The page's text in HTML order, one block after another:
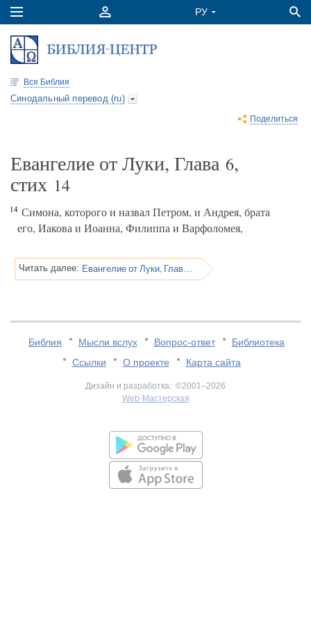
Вся Библия
Синодальный перевод (ru)
Поделиться
Евангелие от Луки, Глава 6,
стих 14
14 Симона, которого и назвал Петром, и Андрея, брата
его, Иакова и Иоанна, Филиппа и Варфоломея,
Читать далее: Евангелие от Луки, Глава 6
Библия Мысли вслух Вопрос-ответ
Библиотека
Ссылки
О проекте Карта сайта
Дизайн и разработка: ©2001–2026
Web-Мастерская